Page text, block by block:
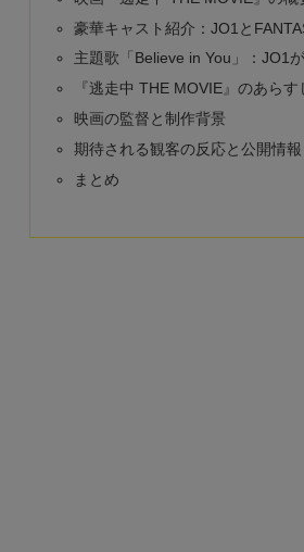
豪華キャスト紹介：JO1と
主題歌「Believe in You」：JO1
『逃走中 THE MOVIE』のあらす
映画の監督と制作背景
期待される観客の反応と公開情報
まとめ